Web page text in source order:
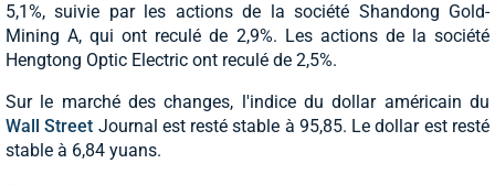
5,1%, suivie par les actions de la société Shandong Gold-
Mining A, qui ont reculé de 2,9%. Les actions de la société
Hengtong Optic Electric ont reculé de 2,5%.
Sur le marché des changes, l'indice du dollar américain du
Wall Street Journal est resté stable à 95,85. Le dollar est resté
stable à 6,84 yuans.